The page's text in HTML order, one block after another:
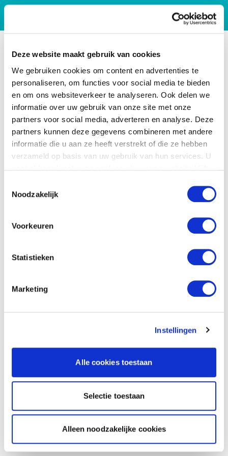
Deze website maakt gebruik van cookies
We gebruiken cookies om content en advertenties te
personaliseren, om functies voor social media te bieden
en om ons websiteverkeer te analyseren. Ook delen we
informatie over uw gebruik van onze site met onze
partners voor social media, adverteren en analyse. Deze
partners kunnen deze gegevens combineren met andere
informatie die u aan ze heeft verstrekt of die ze hebben
verzameld op basis van uw gebruik van hun services. U
Noodzakelijk
Voorkeuren
Statistieken
Marketing
Instellingen
Alle cookies toestaan
Selectie toestaan
Alleen noodzakelijke cookies